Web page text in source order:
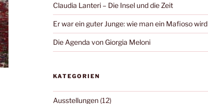
Claudia Lanteri – Die Insel und die Zeit
Er war ein guter Junge: wie man ein Mafioso wird
Die Agenda von Giorgia Meloni
KATEGORIEN
Ausstellungen(12)